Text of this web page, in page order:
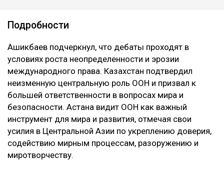
Подробности
Ашикбаев подчеркнул, что дебаты проходят в
условиях роста неопределенности и эрозии
международного права. Казахстан подтвердил
неизменную центральную роль ООН и призвал к
большей ответственности в вопросах мира и
безопасности. Астана видит ООН как важный
инструмент для мира и развития, отмечая свои
усилия в Центральной Азии по укреплению доверия,
содействию мирным процессам, разоружению и
миротворчеству.